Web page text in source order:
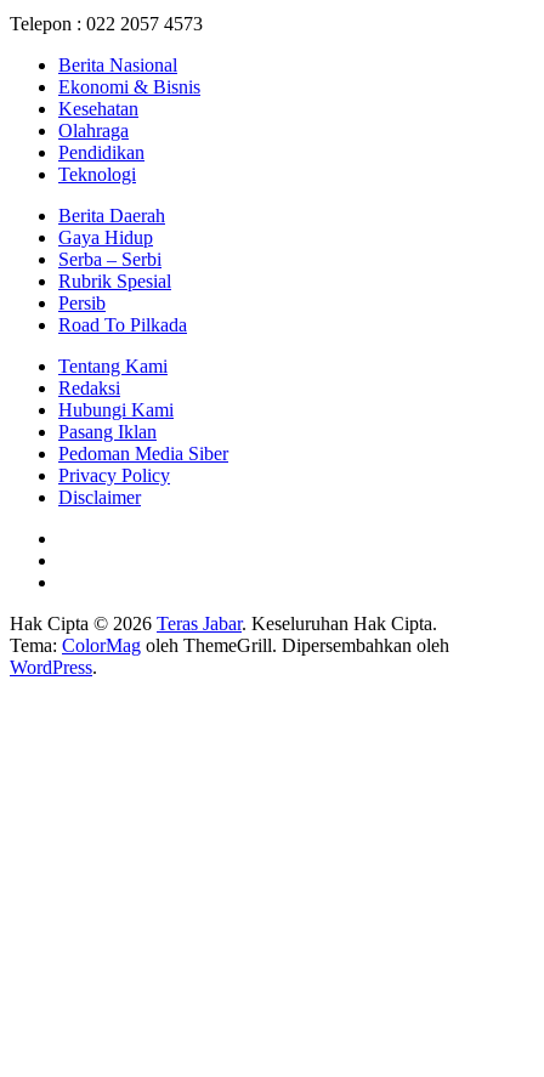
Telepon : 022 2057 4573
Berita Nasional
Ekonomi & Bisnis
Kesehatan
Olahraga
Pendidikan
Teknologi
Berita Daerah
Gaya Hidup
Serba – Serbi
Rubrik Spesial
Persib
Road To Pilkada
Tentang Kami
Redaksi
Hubungi Kami
Pasang Iklan
Pedoman Media Siber
Privacy Policy
Disclaimer
Hak Cipta © 2026 Teras Jabar. Keseluruhan Hak Cipta.
Tema: ColorMag oleh ThemeGrill. Dipersembahkan oleh
WordPress.